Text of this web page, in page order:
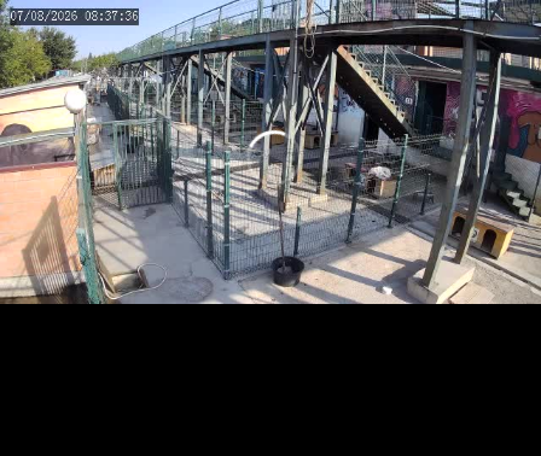
HD RTSP .ME